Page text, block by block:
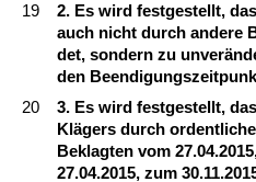
19 2. Es wird fest­ge­stellt,
auch nicht durch an­de­re
det, son­dern zu
den
20
3. Es wird fest­ge­stellt,
Klägers durch or­dent­li­che
Be­klag­ten vom
27.04.2015, zum